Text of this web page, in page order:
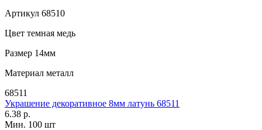
Артикул 68510
Цвет темная медь
Размер 14мм
Материал металл
68511
Украшение декоративное 8мм латунь 68511
6.38 р.
Мин. 100 шт